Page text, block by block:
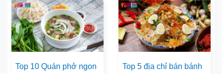
Top 10 Quán phở ngon
Top 5 địa chỉ bán bánh